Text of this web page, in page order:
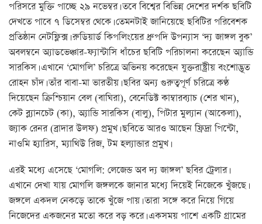
পরিসরে মুক্তি পাচ্ছে ২৯ নভেম্বর। তবে বিশ্বের বিভিন্ন দেশের দর্শক ছবিটি
দেখতে পাবে ৭ ডিসেম্বর থেকে। তেমনটাই জানিয়েছে ছবিটির পরিবেশক
প্রতিষ্ঠান নেটফ্লিক্স। রুডিয়ার্ড কিপলিংয়ের ধ্রুপদি উপন্যাস ‘দ্য জাঙ্গল বুক’
অবলম্বনে অ্যাডভেঞ্চার-ফ্যান্টাসি ধাঁচের ছবিটি পরিচালনা করেছেন অ্যান্ডি
সারকিস। এখানে ‘মোগলি’ চরিত্রে অভিনয় করেছেন যুক্তরাষ্ট্রীয় বংশোদ্ভূত
রোহন চাঁদ। তাঁর বাবা-মা ভারতীয়। ছবির অন্য গুরুত্বপূর্ণ চরিত্রে কণ্ঠ
দিয়েছেন ক্রিশ্চিয়ান বেল (বাঘিরা), বেনেডিক্ট কাম্বারব্যাচ (শের খান),
কেট ব্ল্যানচেট (কা), অ্যান্ডি সারকিস (বালু), পিটার মুল্যান (আকেলা),
জ্যাক রেনর (ব্রাদার উলফ) প্রমুখ। ছবিতে আরও আছেন ফ্রিদ্রা পিন্টো,
নাওমি হ্যারিস, ম্যাথিউ রিজ, টম হল্যান্ডার প্রমুখ।
এরই মধ্যে এসেছে ‘মোগলি: লেজেন্ড অব দ্য জাঙ্গল’ ছবির ট্রেলার।
এখানে দেখা যায় মোগলি জঙ্গলকে জানার মধ্যে দিয়েই নিজেকে খুঁজছে।
জঙ্গলে একদল নেকড়ে তাকে খুঁজে পায়। তারা সঙ্গে করে নিয়ে গিয়ে
নিজেদের একজনের মতো করে বড় করে। একসময় পাশে একটি গ্রামের